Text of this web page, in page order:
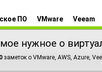
ПО VMware Veeam
нужное о
заметок о VMware, AWS, Azure,